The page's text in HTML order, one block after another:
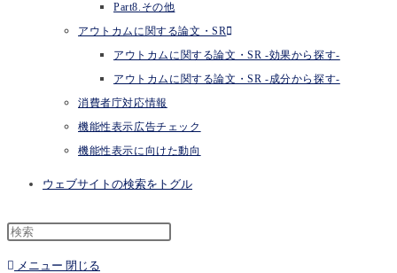
Part8.その他
アウトカムに関する論文・SR
アウトカムに関する論文・SR -効果から探す-
アウトカムに関する論文・SR -成分から探す-
消費者庁対応情報
機能性表示広告チェック
機能性表示に向けた動向
ウェブサイトの検索をトグル
メニュー 閉じる